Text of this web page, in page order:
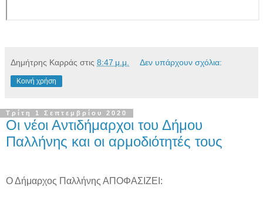
Δημήτρης Καρράς στις 8:47 μ.μ. Δεν υπάρχουν σχόλια:
Κοινή χρήση
Τρίτη 1 Σεπτεμβρίου 2020
Οι νέοι Αντιδήμαρχοι του Δήμου
Παλλήνης και οι αρμοδιότητές τους
Ο Δήμαρχος Παλλήνης ΑΠΟΦΑΣΙΖΕΙ: